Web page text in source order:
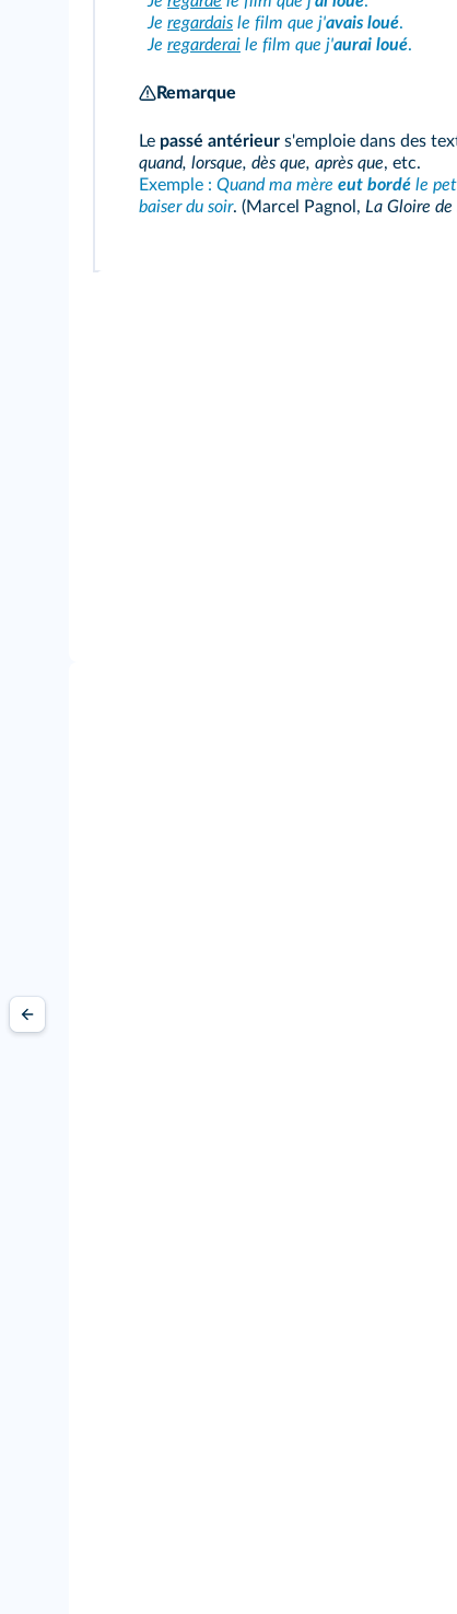
Je regardais le film que j'avais loué.
Je regarderai le film que j'aurai loué.
Remarque
Le passé antérieur s'emploie dans des
quand, lorsque, dès que, après que, etc.
Exemple : Quand ma mère eut bordé le
baiser du soir. (Marcel Pagnol, La Gloire de